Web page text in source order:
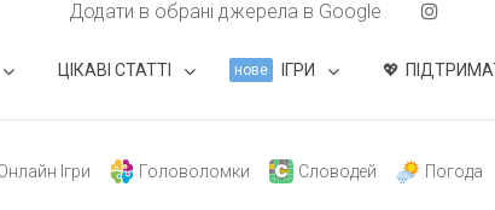
Додати в обрані джерела в Google
ЦІКАВІ СТАТТІ нове ІГРИ
Ігри Головоломки Словодей Погода